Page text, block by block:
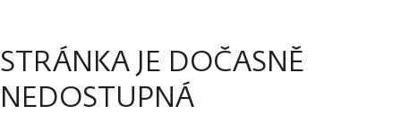
STRÁNKA JE DOČASNĚ
NEDOSTUPNÁ